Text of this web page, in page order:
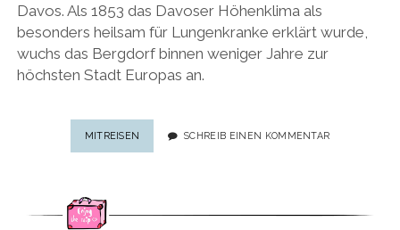
Davos. Als 1853 das Davoser Höhenklima als
besonders heilsam für Lungenkranke erklärt wurde,
wuchs das Bergdorf binnen weniger Jahre zur
höchsten Stadt Europas an.
MITREISEN DAVOS
KLOSTERS:
UND
SCHREIB EINEN KOMMENTAR